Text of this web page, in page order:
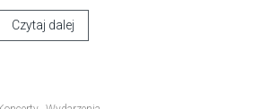
Czytaj dalej